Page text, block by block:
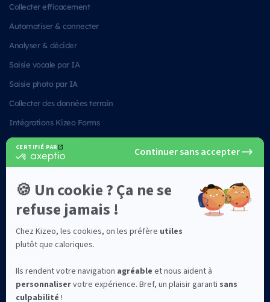
Collecter efficacement
Automatiser & connecter
Analyser & décider
Saisie vocale par IA
Saisie photo par IA
Collecter des données terrain
Intégrations Kizeo Forms
Sécurité des données
Industrie
Télécoms